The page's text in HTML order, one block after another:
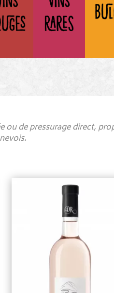
ou de pressurage direct,